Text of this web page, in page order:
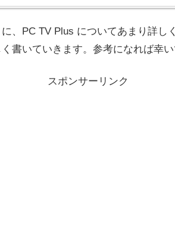
、PC TV Plus についてあまり詳し
書いていきます。参考になれば幸い
スポンサーリンク